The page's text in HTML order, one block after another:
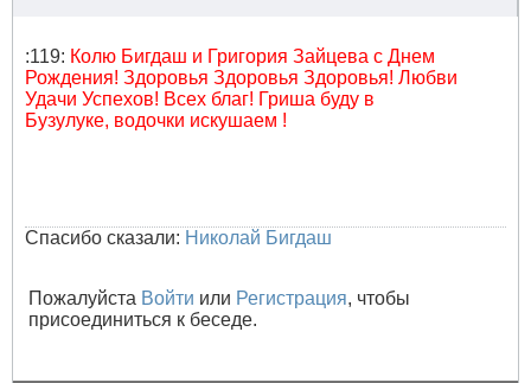
:119: Колю Бигдаш и Григория Зайцева с Днем
Рождения! Здоровья Здоровья Здоровья! Любви
Удачи Успехов! Всех благ! Гриша буду в
Бузулуке, водочки искушаем !
Спасибо сказали: Николай Бигдаш
Пожалуйста Войти или Регистрация, чтобы
присоединиться к беседе.